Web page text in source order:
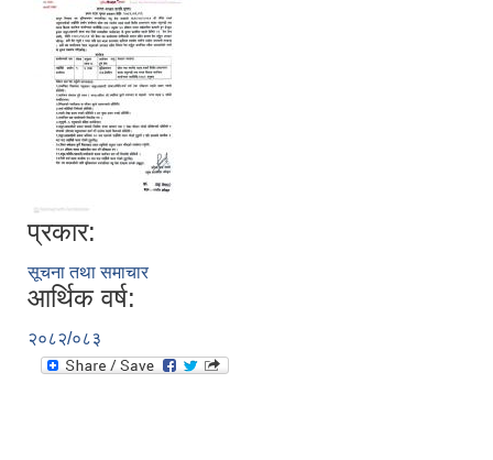
प्रकार:
सूचना तथा समाचार
आर्थिक वर्ष:
२०८२/०८३